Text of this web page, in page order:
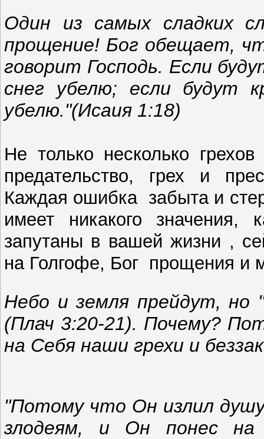
Один из самых сладких
прощение! Бог обещает,
говорит Господь. Если
снег убелю; если будут
убелю."(Исаия 1:18)
Не только несколько
предательство, грех и
Каждая ошибка забыта и
имеет никакого
запутаны в вашей жизни ,
на Голгофе, Бог прощения и
Небо и земля прейдут, но
(Плач 3:20-21). Почему?
на Себя наши грехи и
"Потому что Он излил
злодеям, и Он понес на